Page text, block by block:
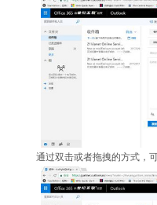
通过双击或者拖拽的方式，